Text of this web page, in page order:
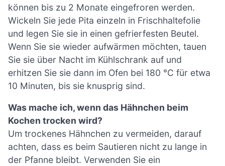
können bis zu 2 Monate eingefroren werden.
Wickeln Sie jede Pita einzeln in Frischhaltefolie
und legen Sie sie in einen gefrierfesten Beutel.
Wenn Sie sie wieder aufwärmen möchten, tauen
Sie sie über Nacht im Kühlschrank auf und
erhitzen Sie sie dann im Ofen bei 180 °C für etwa
10 Minuten, bis sie knusprig sind.
Was mache ich, wenn das Hähnchen beim
Kochen trocken wird?
Um trockenes Hähnchen zu vermeiden, darauf
achten, dass es beim Sautieren nicht zu lange in
der Pfanne bleibt. Verwenden Sie ein